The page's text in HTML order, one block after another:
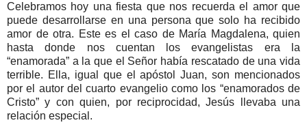
Celebramos hoy una fiesta que nos recuerda el amor que
puede desarrollarse en una persona que solo ha recibido
amor de otra. Este es el caso de María Magdalena, quien
hasta donde nos cuentan los evangelistas era la
“enamorada” a la que el Señor había rescatado de una vida
terrible. Ella, igual que el apóstol Juan, son mencionados
por el autor del cuarto evangelio como los “enamorados de
Cristo” y con quien, por reciprocidad, Jesús llevaba una
relación especial.